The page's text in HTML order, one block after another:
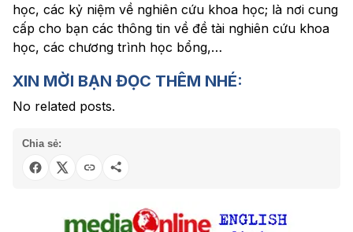
học, các kỷ niệm về nghiên cứu khoa học; là nơi cung
cấp cho bạn các thông tin về đề tài nghiên cứu khoa
học, các chương trình học bổng,…
XIN MỜI BẠN ĐỌC THÊM NHÉ:
No related posts.
Chia sẻ: